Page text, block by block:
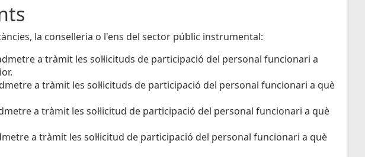
la conselleria o l'ens del sector públic instrumental:
a tràmit les sol·licituds de participació del personal funcionari a
a tràmit les sol·licituds de participació del personal funcionari a què
a tràmit les sol·licitud de participació del personal funcionari a què
a tràmit les sol·licitud de participació del personal funcionari a què